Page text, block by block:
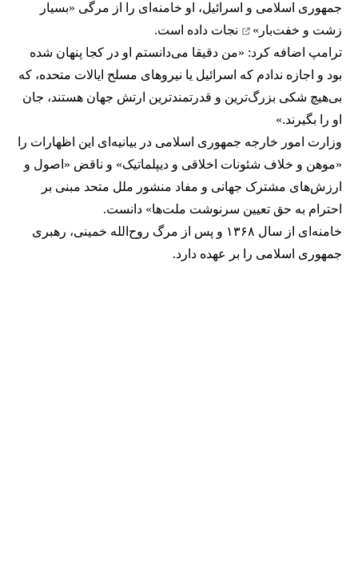
جمهوری اسلامی و اسرائیل، او خامنه‌ای را از مرگی «بسیار
زشت و خفت‌بار»
نجات داده است.
ترامپ اضافه کرد: «من دقیقا می‌دانستم او در کجا پنهان شده
بود و اجازه ندادم که اسرائیل یا نیروهای مسلح ایالات متحده، که
بی‌هیچ شکی بزرگ‌ترین و قدرتمندترین ارتش جهان هستند، جان
او را بگیرند.»
وزارت امور خارجه جمهوری اسلامی در بیانیه‌ای این اظهارات را
«موهن و خلاف شئونات اخلاقی و دیپلماتیک» و ناقض «اصول و
ارزش‌های مشترک جهانی و مفاد منشور ملل متحد مبنی بر
احترام به حق تعیین سرنوشت ملت‌ها» دانست.
خامنه‌ای از سال ۱۳۶۸ و پس از مرگ روح‌الله خمینی، رهبری
جمهوری اسلامی را بر عهده دارد.